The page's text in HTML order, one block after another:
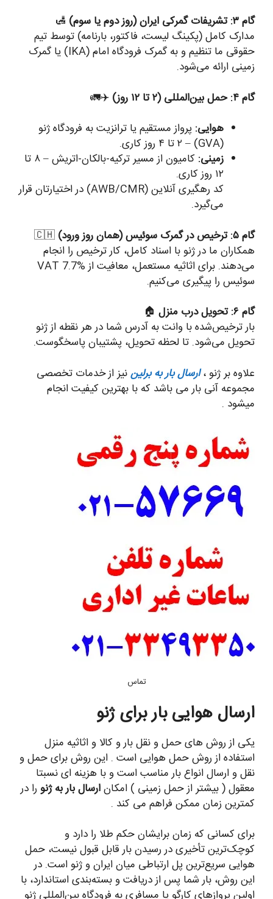
گام ۳: تشریفات گمرکی ایران (روز دوم یا سوم)
🛃
مدارک کامل (پکینگ لیست، فاکتور، بارنامه) توسط تیم
حقوقی ما تنظیم و به گمرک فرودگاه امام (IKA) یا گمرک
زمینی ارائه می‌شود.
گام ۴: حمل بین‌المللی (۲ تا ۱۲ روز)
✈️🚛
هوایی: پرواز مستقیم یا ترانزیت به فرودگاه ژنو
(GVA) – ۲ تا ۴ روز کاری.
زمینی:
کامیون از مسیر ترکیه-بالکان-اتریش – ۸ تا
۱۲ روز کاری.
کد رهگیری آنلاین (AWB/CMR) در اختیارتان قرار
می‌گیرد.
گام ۵: ترخیص در گمرک سوئیس (همان روز ورود)
همکاران ما در ژنو با اسناد کامل، کار ترخیص را انجام
می‌دهند. برای اثاثیه مستعمل، معافیت از VAT 7.7%
سوئیس را پیگیری می‌کنیم.
گام ۶: تحویل درب منزل
🏠
بار ترخیص‌شده با وانت به آدرس شما در هر نقطه از ژنو
تحویل می‌شود. تا لحظه تحویل، پشتیبان پاسخگوست.
علاوه بر ژنو ،ارسال بار به برلیننیز از خدمات تخصصی
مجموعه آنی بار می باشد که با بهترین کیفیت انجام
میشود .
تماس
ارسال هوایی بار برای ژنو
یکی از روش های حمل و نقل بار و کالا و اثاثیه منزل
استفاده از روش حمل هوایی است . این روش برای حمل و
نقل و ارسال انواع بار مناسب است و با هزینه ای نسبتا
معقول ( بیشتر از حمل زمینی ) امکانارسال بار به ژنو را در
کمترین زمان ممکن فراهم می کند .
برای کسانی که زمان برایشان حکم طلا را دارد و
کوچک‌ترین تأخیری در رسیدن بار قابل قبول نیست، حمل
هوایی سریع‌ترین پل ارتباطی میان ایران و ژنو است. در
این روش، بار شما پس از دریافت و بسته‌بندی استاندارد، با
اولین پروازهای کارگو یا مسافری به فرودگاه بین‌المللی ژنو